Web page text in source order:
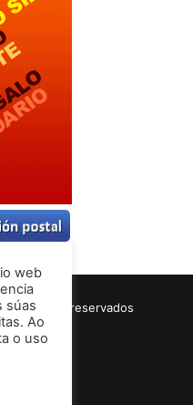
derechos reservados
web
súas
Ao
o uso